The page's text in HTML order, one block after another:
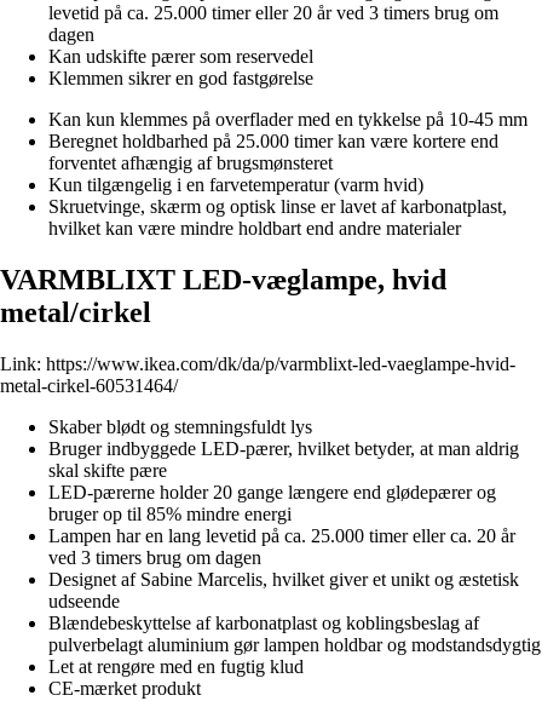
levetid på ca. 25.000 timer eller 20 år ved 3 timers brug om
dagen
Kan udskifte pærer som reservedel
Klemmen sikrer en god fastgørelse
Kan kun klemmes på overflader med en tykkelse på 10-45 mm
Beregnet holdbarhed på 25.000 timer kan være kortere end
forventet afhængig af brugsmønsteret
Kun tilgængelig i en farvetemperatur (varm hvid)
Skruetvinge, skærm og optisk linse er lavet af karbonatplast,
hvilket kan være mindre holdbart end andre materialer
VARMBLIXT LED-væglampe, hvid
metal/cirkel
Link: https://www.ikea.com/dk/da/p/varmblixt-led-vaeglampe-hvid-
metal-cirkel-60531464/
Skaber blødt og stemningsfuldt lys
Bruger indbyggede LED-pærer, hvilket betyder, at man aldrig
skal skifte pære
LED-pærerne holder 20 gange længere end glødepærer og
bruger op til 85% mindre energi
Lampen har en lang levetid på ca. 25.000 timer eller ca. 20 år
ved 3 timers brug om dagen
Designet af Sabine Marcelis, hvilket giver et unikt og æstetisk
udseende
Blændebeskyttelse af karbonatplast og koblingsbeslag af
pulverbelagt aluminium gør lampen holdbar og modstandsdygtig
Let at rengøre med en fugtig klud
CE-mærket produkt